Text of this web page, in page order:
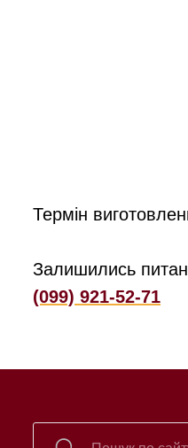
Термін
Залишились
(099) 921-52-71